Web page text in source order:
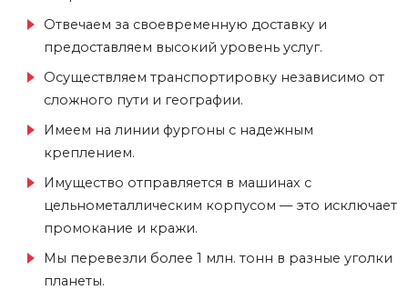
Отвечаем за своевременную доставку и
предоставляем высокий уровень услуг.
Осуществляем транспортировку независимо от
сложного пути и географии.
Имеем на линии фургоны с надежным
креплением.
Имущество отправляется в машинах с
цельнометаллическим корпусом — это исключает
промокание и кражи.
Мы перевезли более 1 млн. тонн в разные уголки
планеты.